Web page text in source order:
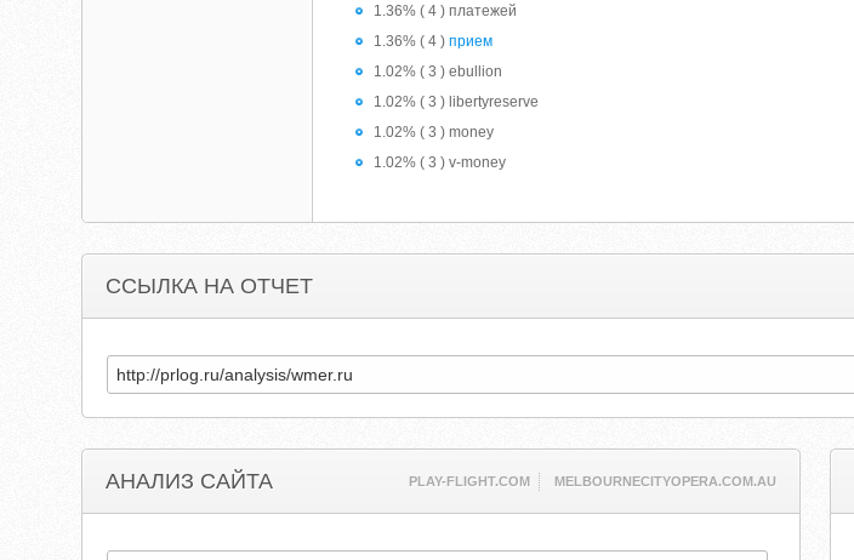
1.36% ( 4 ) платежей
1.36% ( 4 )прием
1.02% ( 3 ) ebullion
1.02% ( 3 ) libertyreserve
1.02% ( 3 ) money
1.02% ( 3 ) v-money
ССЫЛКА НА ОТЧЕТ
АНАЛИЗ САЙТА PLAY-FLIGHT.COM MELBOURNECITYOPERA.COM.AU